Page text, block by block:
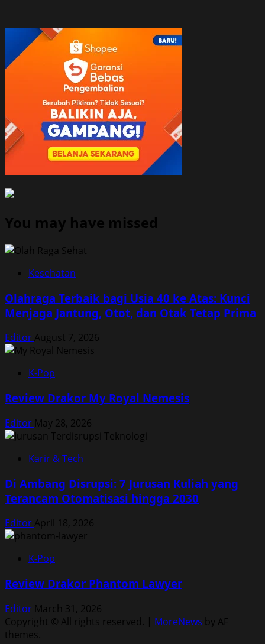
You may have missed
Kesehatan
Olahraga Terbaik bagi Usia 40 ke Atas: Kunci
Menjaga Jantung, Otot, dan Otak Tetap Prima
Editor August 7, 2026
K-Pop
Review Drakor My Royal Nemesis
Editor May 28, 2026
Karir & Tech
Di Ambang Disrupsi: 7 Jurusan Kuliah yang
Terancam Otomatisasi hingga 2030
Editor April 18, 2026
K-Pop
Review Drakor Phantom Lawyer
Editor March 31, 2026
Copyright © All rights reserved. | MoreNews by AF
themes.